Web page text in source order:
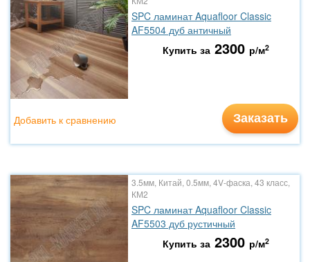
SPC ламинат Aquafloor Classic
AF5504 дуб античный
Купить за 2300 р/м2
Заказать
Добавить к сравнению
3.5мм, Китай, 0.5мм, 4V-фаска, 43 класс,
КМ2
SPC ламинат Aquafloor Classic
AF5503 дуб рустичный
Купить за 2300 р/м2